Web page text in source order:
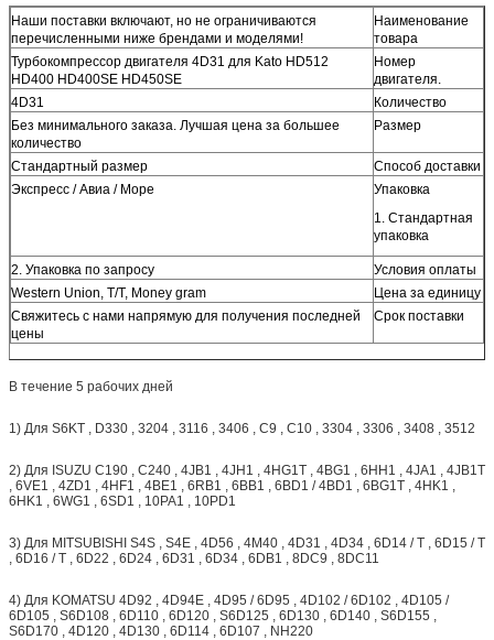
Наши поставки включают, но не ограничиваются
перечисленными ниже брендами и моделями!
Наименование
товара
Турбокомпрессор двигателя 4D31 для Kato HD512
HD400 HD400SE HD450SE
Номер
двигателя.
4D31
Количество
Без минимального заказа. Лучшая цена за большее
количество
Размер
Стандартный размер
Способ доставки
Экспресс / Авиа / Море
Упаковка
1. Стандартная
упаковка
2. Упаковка по запросу
Условия оплаты
Western Union, T/T, Money gram
Цена за единицу
Свяжитесь с нами напрямую для получения последней
цены
Срок поставки
В течение 5 рабочих дней
1) Для S6KT , D330 , 3204 , 3116 , 3406 , C9 , C10 , 3304 , 3306 , 3408 , 3512
2) Для ISUZU C190 , C240 , 4JB1 , 4JH1 , 4HG1T , 4BG1 , 6HH1 , 4JA1 , 4JB1T
, 6VE1 , 4ZD1 , 4HF1 , 4BE1 , 6RB1 , 6BB1 , 6BD1 / 4BD1 , 6BG1T , 4HK1 ,
6HK1 , 6WG1 , 6SD1 , 10PA1 , 10PD1
3) Для MITSUBISHI S4S , S4E , 4D56 , 4M40 , 4D31 , 4D34 , 6D14 / T , 6D15 / T
, 6D16 / T , 6D22 , 6D24 , 6D31 , 6D34 , 6DB1 , 8DC9 , 8DC11
4) Для KOMATSU 4D92 , 4D94E , 4D95 / 6D95 , 4D102 / 6D102 , 4D105 /
6D105 , S6D108 , 6D110 , 6D120 , S6D125 , 6D130 , 6D140 , S6D155 ,
S6D170 , 4D120 , 4D130 , 6D114 , 6D107 , NH220